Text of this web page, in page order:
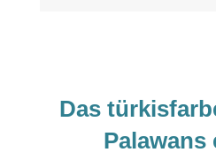
Das
Palawans